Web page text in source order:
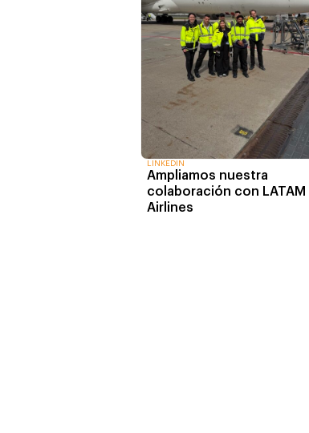
LINKEDIN
Ampliamos nuestra
colaboración con LATAM
Airlines